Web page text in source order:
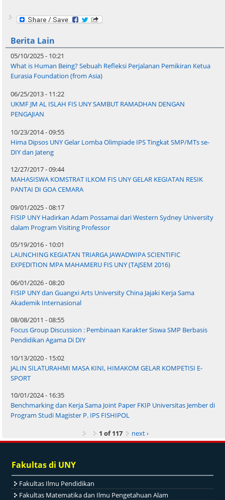
Berita Lain
05/10/2025 - 10:21
What is Human Being? Sebuah Refleksi Perjalanan Pemikiran Ketua
Eurasia Foundation (from Asia)
06/25/2013 - 11:22
UKMF JM AL ISLAH FIS UNY SAMBUT RAMADHAN DENGAN
PENGAJIAN
10/23/2014 - 09:55
Hima Dipsos UNY Gelar Lomba Olimpiade IPS Tingkat SMP/MTs se-
DIY dan Jateng
12/27/2017 - 09:44
MAHASISWA KOMSTRAT ILKOM FIS UNY GELAR KEGIATAN RESIK
PANTAI DI GOA CEMARA
09/01/2025 - 08:17
FISIP UNY Hadirkan Adam Possamai dari Western Sydney University
dalam Program Visiting Professor
05/19/2016 - 10:01
LAUNCHING KEGIATAN TRIARGA JAWADWIPA SCIENTIFIC
EXPEDITION MPA MAHAMERU FIS UNY (TAJSEM 2016)
06/01/2026 - 08:20
FISIP UNY dan Guangxi Arts University China Jajaki Kerja Sama
Akademik Internasional
08/08/2011 - 08:55
Focus Group Discussion : Pembinaan Karakter Siswa SMP Berbasis
Pendidikan Agama Di DIY
10/13/2020 - 15:02
JALIN SILATURAHMI MASA KINI, HIMAKOM GELAR KOMPETISI E-
SPORT
10/01/2024 - 16:35
Benchmarking dan Kerja Sama Joint Paper FKIP Universitas Jember di
Program Studi Magister P. IPS FISHIPOL
1 of 117
next ›
Fakultas di UNY
Fakultas Ilmu Pendidikan
Fakultas Matematika dan Ilmu Pengetahuan Alam